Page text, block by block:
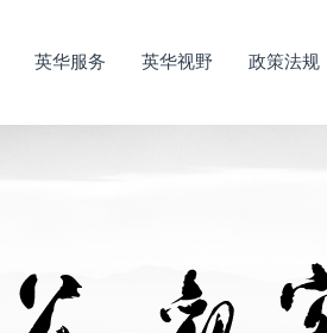
英华服务 英华视野 政策法规